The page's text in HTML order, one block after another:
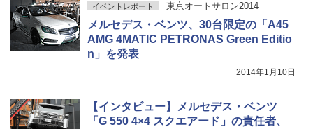
イベントレポート 東京オートサロン2014
メルセデス・ベンツ、30台限定の「A45
AMG 4MATIC PETRONAS Green Editio
n」を発表
2014年1月10日
【インタビュー】メルセデス・ベンツ
「G 550 4×4 スクエアード」の責任者、